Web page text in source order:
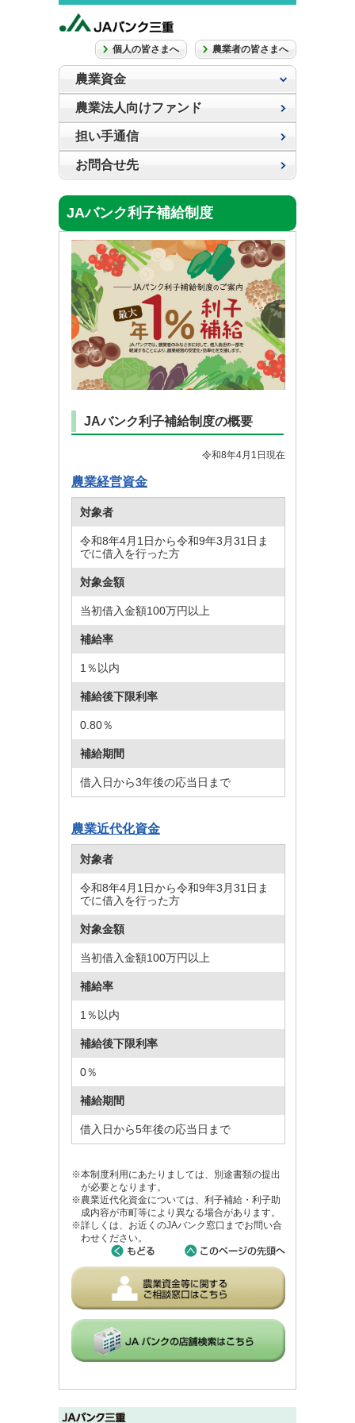
農業者の皆さまへ
個人の皆さまへ
農業資金
農業法人向けファンド
担い手通信
お問合せ先
JAバンク利子補給制度
JAバンク利子補給制度の概要
令和8年4月1日現在
農業経営資金
対象者
令和8年4月1日から令和9年3月31日ま
でに借入を行った方
対象金額
当初借入金額100万円以上
補給率
1％以内
補給後下限利率
0.80％
補給期間
借入日から3年後の応当日まで
農業近代化資金
対象者
令和8年4月1日から令和9年3月31日ま
でに借入を行った方
対象金額
当初借入金額100万円以上
補給率
1％以内
補給後下限利率
0％
補給期間
借入日から5年後の応当日まで
※本制度利用にあたりましては、別途書類の提出
が必要となります。
※農業近代化資金については、利子補給・利子助
成内容が市町等により異なる場合があります。
※詳しくは、お近くのJAバンク窓口までお問い合
わせください。